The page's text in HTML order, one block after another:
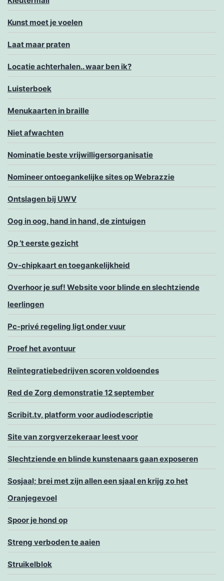
Kunst moet je voelen
Laat maar praten
Locatie achterhalen.. waar ben ik?
Luisterboek
Menukaarten in braille
Niet afwachten
Nominatie beste vrijwilligersorganisatie
Nomineer ontoegankelijke sites op Webrazzie
Ontslagen bij UWV
Oog in oog, hand in hand, de zintuigen
Op ’t eerste gezicht
Ov-chipkaart en toegankelijkheid
Overhoor je suf! Website voor blinde en slechtziende
leerlingen
Pc-privé regeling ligt onder vuur
Proef het avontuur
Reïntegratiebedrijven scoren voldoendes
Red de Zorg demonstratie 12 september
Scribit.tv, platform voor audiodescriptie
Site van zorgverzekeraar leest voor
Slechtziende en blinde kunstenaars gaan exposeren
Sosjaal; brei met zijn allen een sjaal en krijg zo het
Oranjegevoel
Spoor je hond op
Streng verboden te aaien
Struikelblok